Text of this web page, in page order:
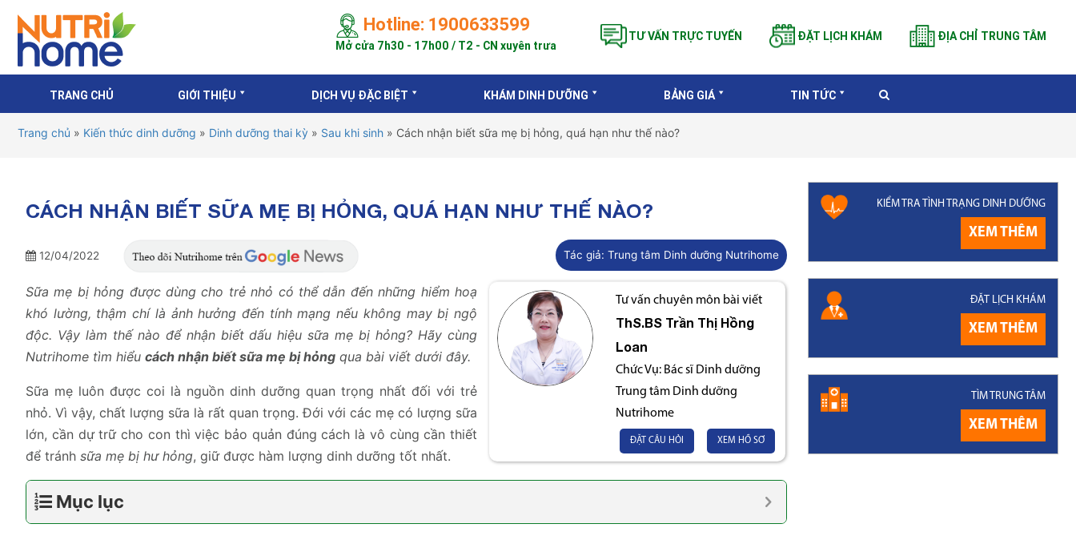
Hotline: 1900633599
Mở cửa 7h30 - 17h00 / T2 - CN xuyên trưa
TƯ VẤN TRỰC TUYẾN ĐẶT LỊCH KHÁM ĐỊA CHỈ TRUNG TÂM
TRANG CHỦ GIỚI THIỆU DỊCH VỤ ĐẶC BIỆT KHÁM DINH DƯỠNG BẢNG GIÁ TIN TỨC
Trang chủ » Kiến thức dinh dưỡng » Dinh dưỡng thai kỳ » Sau khi sinh » Cách nhận biết sữa mẹ bị hỏng, quá hạn như thế nào?
CÁCH NHẬN BIẾT SỮA MẸ BỊ HỎNG, QUÁ HẠN NHƯ THẾ NÀO?
12/04/2022 Tác giả: Trung tâm Dinh dưỡng Nutrihome
Tư vấn chuyên môn bài viết
ThS.BSTrần Thị Hồng
Loan
Chức Vụ: Bác sĩ Dinh dưỡng
Trung tâm Dinh dưỡng
Nutrihome
ĐẶT CÂU HỎI XEM HỒ SƠ
Sữa mẹ bị hỏng được dùng cho trẻ nhỏ có thể dẫn đến những hiểm hoạ
khó lường, thậm chí là ảnh hưởng đến tính mạng nếu không may bị ngộ
độc. Vậy làm thế nào để nhận biết dấu hiệu sữa mẹ bị hỏng? Hãy cùng
Nutrihome tìm hiểu cách nhận biết sữa mẹ bị hỏng qua bài viết dưới đây.
Sữa mẹ luôn được coi là nguồn dinh dưỡng quan trọng nhất đối với trẻ
nhỏ. Vì vậy, chất lượng sữa là rất quan trọng. Đới với các mẹ có lượng sữa
lớn, cần dự trữ cho con thì việc bảo quản đúng cách là vô cùng cần thiết
để tránh sữa mẹ bị hư hỏng, giữ được hàm lượng dinh dưỡng tốt nhất.
Mục lục
KIỂM TRA TÌNH TRẠNG DINH DƯỠNG
XEM THÊM
ĐẶT LỊCH KHÁM
XEM THÊM
TÌM TRUNG TÂM
XEM THÊM